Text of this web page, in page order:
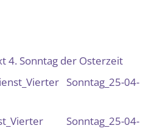
4. Sonntag der Osterzeit
Sonntag_25-04-
Sonntag_25-04-